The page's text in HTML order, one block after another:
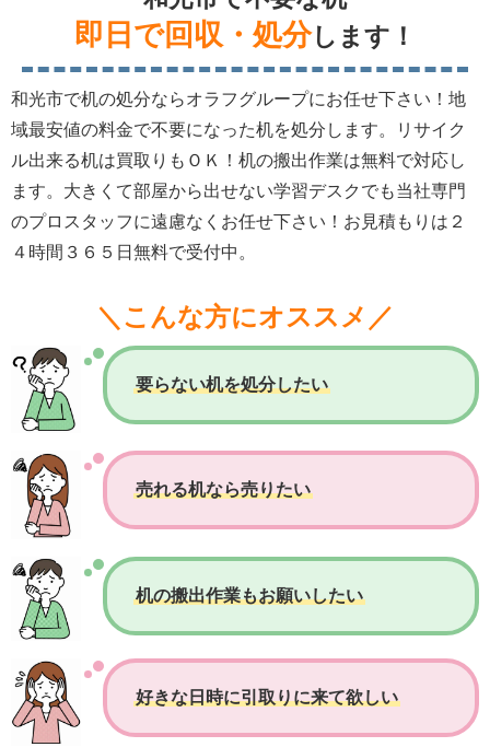
即日で回収・処分します！
和光市で机の処分ならオラフグループにお任せ下さい！地
域最安値の料金で不要になった机を処分します。リサイク
ル出来る机は買取りもＯＫ！机の搬出作業は無料で対応し
ます。大きくて部屋から出せない学習デスクでも当社専門
のプロスタッフに遠慮なくお任せ下さい！お見積もりは２
４時間３６５日無料で受付中。
＼こんな方にオススメ／
要らない机を処分したい
売れる机なら売りたい
机の搬出作業もお願いしたい
好きな日時に引取りに来て欲しい